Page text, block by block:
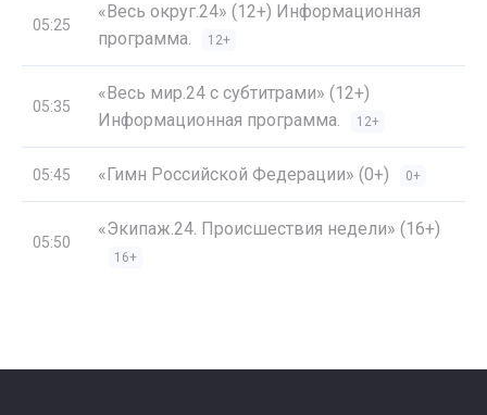
05:25
«Весь округ.24» (12+) Информационная
программа.
12+
05:35
«Весь мир.24 с субтитрами» (12+)
Информационная программа.
12+
05:45 «Гимн Российской Федерации» (0+) 0+
05:50
«Экипаж.24. Происшествия недели» (16+)
16+